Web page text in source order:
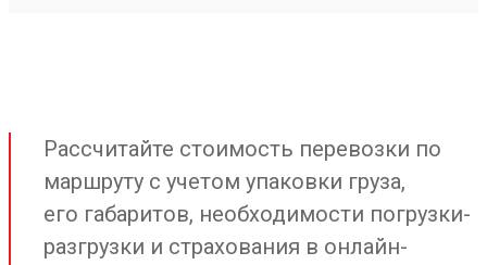
Рассчитайте стоимость перевозки по
маршруту с учетом упаковки груза,
его габаритов, необходимости погрузки-
разгрузки и страхования в онлайн-